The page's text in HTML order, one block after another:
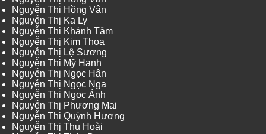
Nguyễn Thị Hồng Vân
Nguyễn Thị Ka Ly
Nguyễn Thị Khánh Tâm
Nguyễn Thị Kim Thoa
Nguyễn Thị Lệ Sương
Nguyễn Thị Mỹ Hạnh
Nguyễn Thị Ngọc Hân
Nguyễn Thị Ngọc Nga
Nguyễn Thị Ngọc Ánh
Nguyễn Thị Phương Mai
Nguyễn Thị Quỳnh Hương
Nguyễn Thị Thu Hoài